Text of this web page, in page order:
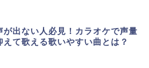
が出ない人必見！カラオケで声量
えて歌える歌いやすい曲とは？